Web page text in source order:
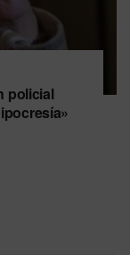
policial